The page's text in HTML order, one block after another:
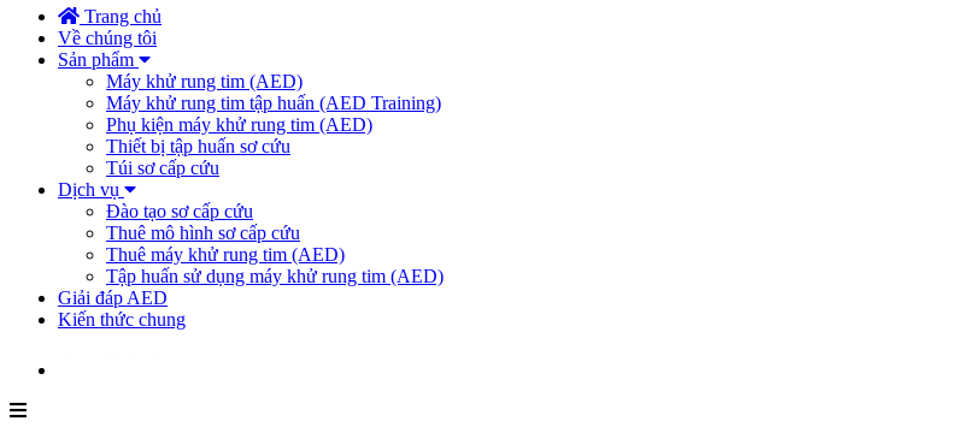
Trang chủ
Về chúng tôi
Sản phẩm
Máy khử rung tim (AED)
Máy khử rung tim tập huấn (AED Training)
Phụ kiện máy khử rung tim (AED)
Thiết bị tập huấn sơ cứu
Túi sơ cấp cứu
Dịch vụ
Đào tạo sơ cấp cứu
Thuê mô hình sơ cấp cứu
Thuê máy khử rung tim (AED)
Tập huấn sử dụng máy khử rung tim (AED)
Giải đáp AED
Kiến thức chung